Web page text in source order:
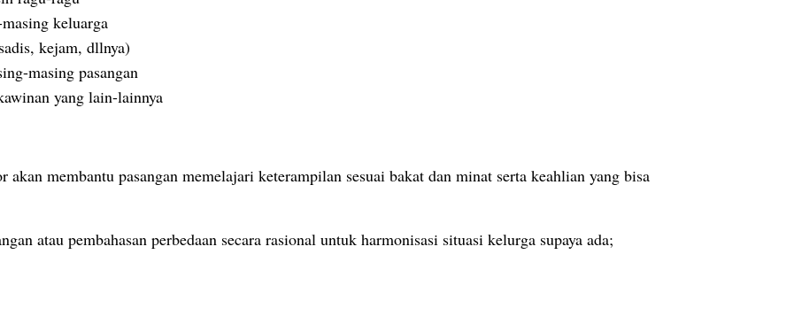
keluarga
kejam, dllnya)
masing pasangan
yang lain-lainnya
akan membantu pasangan memelajari keterampilan sesuai bakat dan minat serta keahlian yang bisa
atau pembahasan perbedaan secara rasional untuk harmonisasi situasi kelurga supaya ada;